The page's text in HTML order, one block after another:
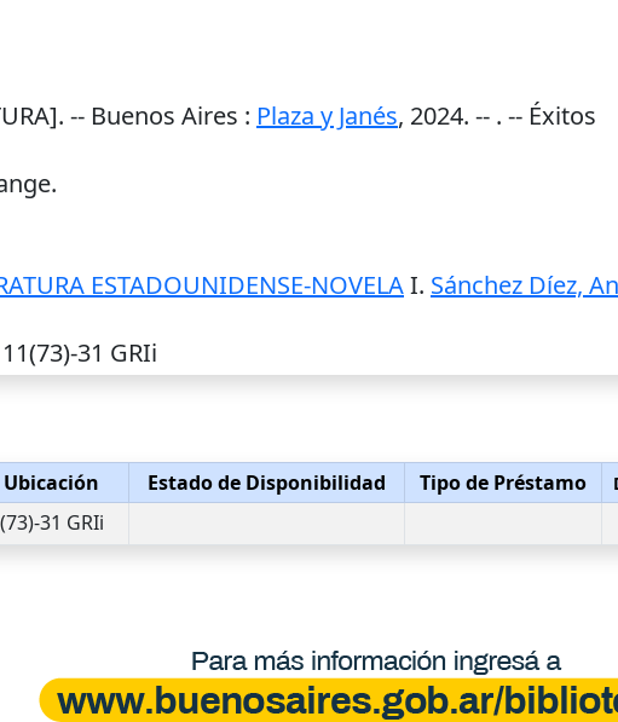
-- Buenos Aires : Plaza y Janés, 2024. -- . -- Éxitos
ESTADOUNIDENSE-NOVELAI. Sánchez Díez,
31 GRIi
Estado de Disponibilidad Tipo de Préstamo
31 GRIi